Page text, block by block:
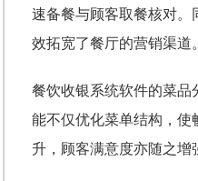
速备餐与顾客取餐核对。
效拓宽了餐厅的营销渠道。
餐饮收银系统软件的菜品
能不仅优化菜单结构，使
升，顾客满意度亦随之增